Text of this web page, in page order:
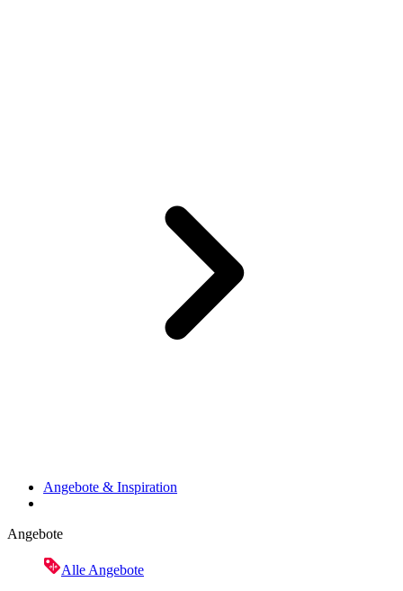
Angebote & Inspiration
Angebote
Alle Angebote